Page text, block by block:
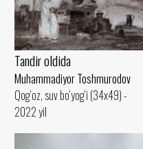
Tandir oldida
Muhammadiyor Toshmurodov
Qog‘oz, suv bo‘yog‘i (34x49) -
2022 yil